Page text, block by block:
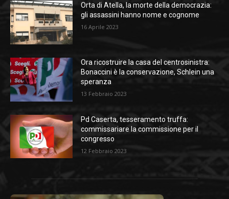
Orta di Atella, la morte della democrazia:
gli assassini hanno nome e cognome
16 Aprile 2023
Ora ricostruire la casa del centrosinistra:
Bonaccini è la conservazione, Schlein una
speranza
13 Febbraio 2023
Pd Caserta, tesseramento truffa:
commissariare la commissione per il
congresso
12 Febbraio 2023